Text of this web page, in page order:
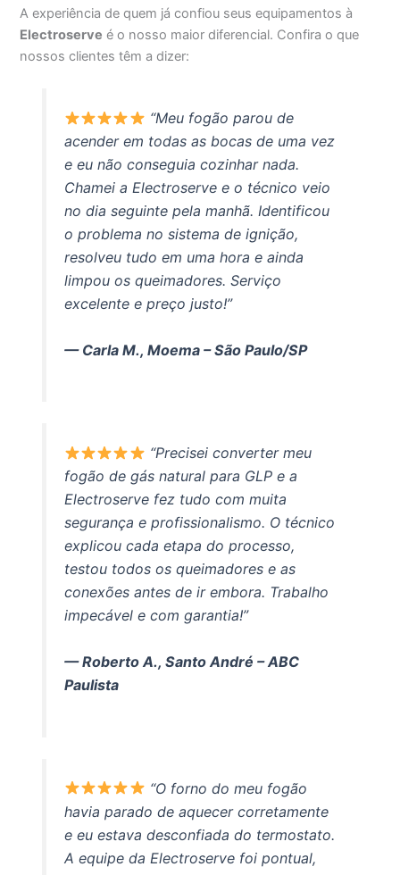
A experiência de quem já confiou seus equipamentos à
Electroserve é o nosso maior diferencial. Confira o que
nossos clientes têm a dizer:
“Meu fogão parou de
acender em todas as bocas de uma vez
e eu não conseguia cozinhar nada.
Chamei a Electroserve e o técnico veio
no dia seguinte pela manhã. Identificou
o problema no sistema de ignição,
resolveu tudo em uma hora e ainda
limpou os queimadores. Serviço
excelente e preço justo!”
— Carla M., Moema – São Paulo/SP
“Precisei converter meu
fogão de gás natural para GLP e a
Electroserve fez tudo com muita
segurança e profissionalismo. O técnico
explicou cada etapa do processo,
testou todos os queimadores e as
conexões antes de ir embora. Trabalho
impecável e com garantia!”
— Roberto A., Santo André – ABC
Paulista
“O forno do meu fogão
havia parado de aquecer corretamente
e eu estava desconfiada do termostato.
A equipe da Electroserve foi pontual,